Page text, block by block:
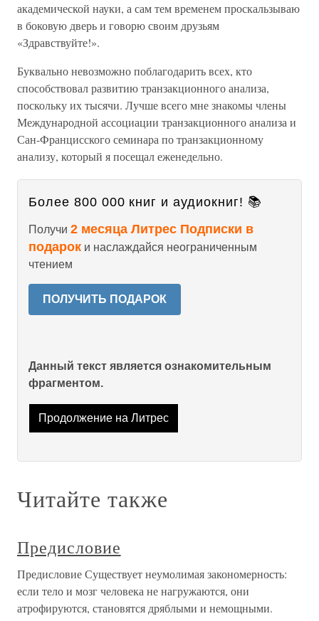
академической науки, а сам тем временем проскальзываю
в боковую дверь и говорю своим друзьям
«Здравствуйте!».
Буквально невозможно поблагодарить всех, кто
способствовал развитию транзакционного анализа,
поскольку их тысячи. Лучше всего мне знакомы члены
Международной ассоциации транзакционного анализа и
Сан-Францисского семинара по транзакционному
анализу, который я посещал еженедельно.
Более 800 000 книг и аудиокниг! 📚
Получи 2 месяца Литрес Подписки в
подарок и наслаждайся неограниченным
чтением
ПОЛУЧИТЬ ПОДАРОК
Данный текст является ознакомительным
фрагментом.
Продолжение на Литрес
Читайте также
Предисловие
Предисловие Существует неумолимая закономерность:
если тело и мозг человека не нагружаются, они
атрофируются, становятся дряблыми и немощными.